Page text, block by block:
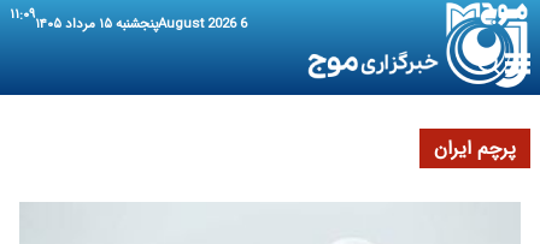
6 August 2026 پنجشنبه ۱۵ مرداد ۱۴۰۵ ۱۱:۰۹
پرچم ایران